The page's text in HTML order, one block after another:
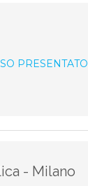
PRESENTATO
- Milano